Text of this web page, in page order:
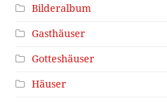
Bilderalbum
Gasthäuser
Gotteshäuser
Häuser